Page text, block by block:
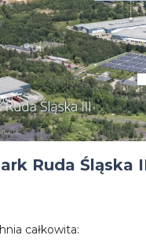
Ruda Śląska
całkowita: